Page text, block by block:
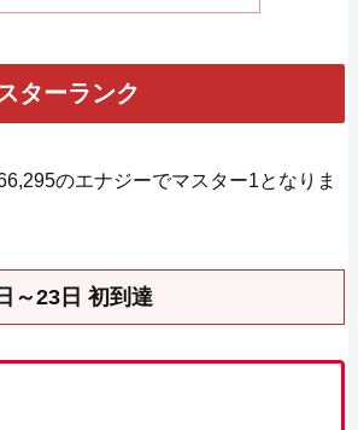
ターランク
のエナジーでマスター1となりま
～23日 初到達